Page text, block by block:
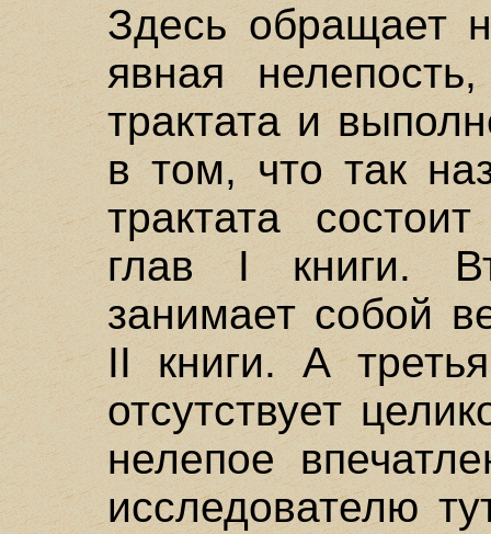
Здесь обращает
явная
трактата и
в том, что так
трактата
глав I книги.
занимает собой
II книги. А
отсутствует
нелепое
исследователю